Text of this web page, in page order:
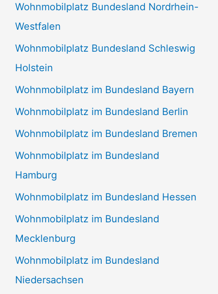
Wohnmobilplatz Bundesland Nordrhein-
Westfalen
Wohnmobilplatz Bundesland Schleswig
Holstein
Wohnmobilplatz im Bundesland Bayern
Wohnmobilplatz im Bundesland Berlin
Wohnmobilplatz im Bundesland Bremen
Wohnmobilplatz im Bundesland
Hamburg
Wohnmobilplatz im Bundesland Hessen
Wohnmobilplatz im Bundesland
Mecklenburg
Wohnmobilplatz im Bundesland
Niedersachsen